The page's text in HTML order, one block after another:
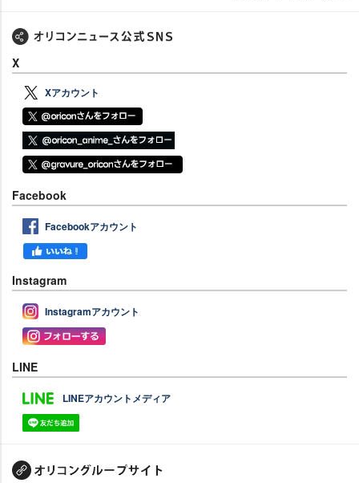
X
Xアカウント
Facebook
Facebookアカウント
Instagram
Instagramアカウント
LINE
LINEアカウントメディア